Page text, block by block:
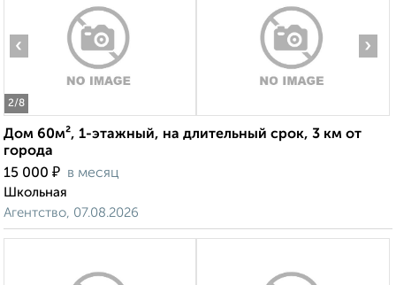
2/8
‹ ›
Дом 60м², 1-этажный, на длительный срок, 3 км от
города
15 000 ₽ в месяц
Школьная
Агентство, 07.08.2026